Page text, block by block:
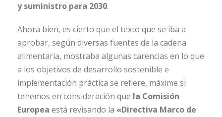
y suministro para 2030.
Ahora bien, es cierto que el texto que se iba a
aprobar, según diversas fuentes de la cadena
alimentaria, mostraba algunas carencias en lo que
a los objetivos de desarrollo sostenible e
implementación práctica se refiere, máxime si
tenemos en consideración que la Comisión
Europea está revisando la «Directiva Marco de